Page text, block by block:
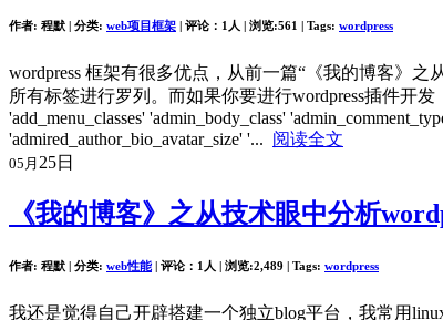
作者: 程默 | 分类: web项目框架 | 评论：1人 | 浏览:561 | Tags: wordpress
wordpress 框架有很多优点，从前一篇“《我的博客》
所有标签进行罗列。而如果你要进行wordpress插件开
'add_menu_classes' 'admin_body_class'
'admired_author_bio_avatar_size' '... 阅读全文
05月 25日
《我的博客》之从技术眼中分析
作者: 程默 | 分类: web性能| 评论：1人 | 浏览:2,489 | Tags: wordpress
我还是觉得自己开辟搭建一个独立blog平台，我常用